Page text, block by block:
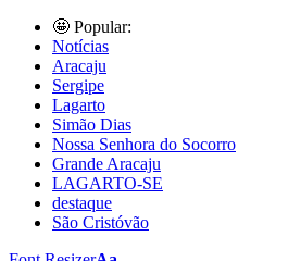
🤩 Popular:
Notícias
Aracaju
Sergipe
Lagarto
Simão Dias
Nossa Senhora do Socorro
Grande Aracaju
LAGARTO-SE
destaque
São Cristóvão